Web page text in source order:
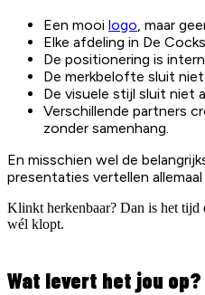
Een mooi logo, maar
Elke afdeling in De
De positionering is
De merkbelofte sluit
De visuele stijl sluit niet
Verschillende partners
zonder samenhang.
En misschien wel de
presentaties vertellen allemaal
Klinkt herkenbaar? Dan is het tijd
wél klopt.
Wat levert het jou op?